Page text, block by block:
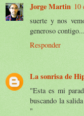
Jorge Martin 10
suerte y nos
generoso
Responder
La sonrisa de
"Esta es mi
buscando la
"